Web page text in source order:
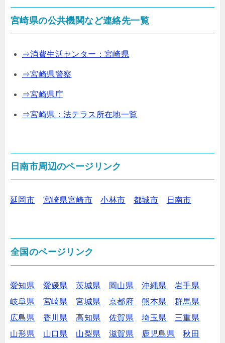
宮崎県の公共機関など連絡先一覧
⇒消費生活センター：宮崎県
⇒宮崎県警察
⇒宮崎県庁
⇒宮崎県：法テラス所在地一覧
日南市周辺のページリンク
延岡市 宮崎県宮崎市 小林市 都城市 日南市
全国のページリンク
愛知県 愛媛県 茨城県 岡山県 沖縄県
岩手県
岐阜県
宮崎県 宮城県 京都府 熊本県
群馬県
広島県
香川県 高知県 佐賀県 埼玉県
三重県
山形県
山口県 山梨県 滋賀県 鹿児島県
秋田